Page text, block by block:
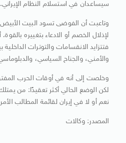
سيساعدان في استسلام النظام الإيراني.
وتاعبت أن الفوضى تسود البيت
لإذلال الخصم أو الادعاء بتغييره بالقوة.
فتتزايد الانقسامات والتوترات الداخلية
والأمني، والجناح السياسي،
وخلصت إلى أنه في أوقات الحرب
لكن الوضع الحالي أكثر تعقيدًا: من
نعم أو لا في إيران لقائمة المطالب
المصدر: وكالات